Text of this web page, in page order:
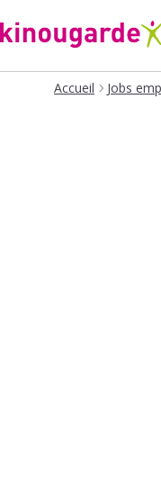
Accueil Jobs